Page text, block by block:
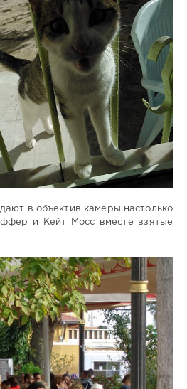
в объектив камеры настолько
и Кейт Мосс вместе взятые